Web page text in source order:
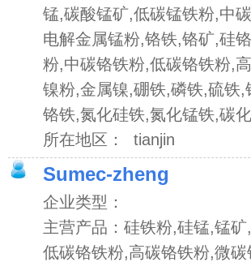
锰,碳酸锰矿,低碳锰铁粉,中
电解金属锰粉,铬铁,铬矿,硅
粉,中碳铬铁粉,低碳铬铁粉,
镍粉,金属镍,硼铁,磷铁,硫铁
铬铁,氮化硅铁,氮化锰铁,碳
所在地区： tianjin
Sumec-zheng
企业类型：
主营产品：硅铁粉,硅锰,锰
低碳铬铁粉,高碳铬铁粉,微